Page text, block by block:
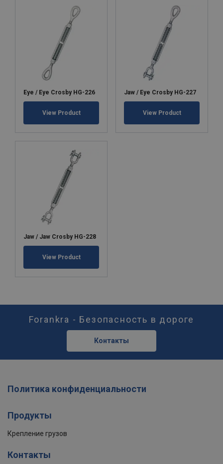
Eye / Eye Crosby HG-226
View Product
Jaw / Eye Crosby HG-227
View Product
Jaw / Jaw Crosby HG-228
View Product
Forankra - Безопасность в дороге
Контакты
Политика конфиденциальности
Продукты
Крепление грузов
Контакты